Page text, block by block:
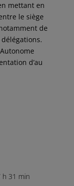
mettant en
le siège
de
d’au
h 31 min